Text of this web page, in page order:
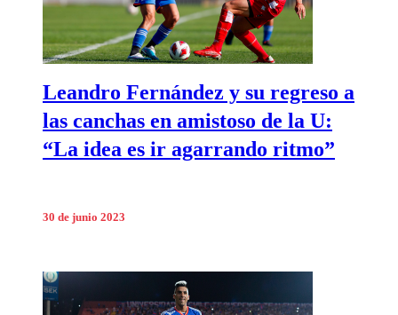
Leandro Fernández y su regreso a
las canchas en amistoso de la U:
“La idea es ir agarrando ritmo”
30 de junio 2023